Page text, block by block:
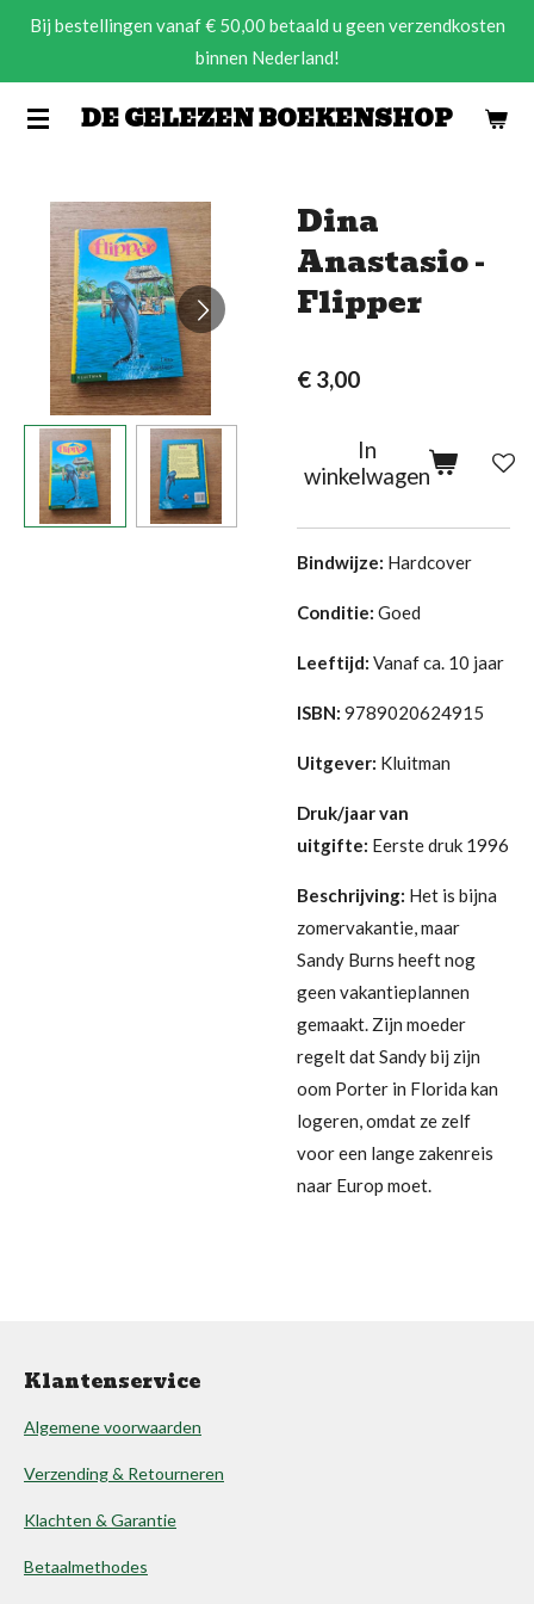
Ga
de
DE GELEZEN BOEKENSHOP
Bij bestellingen vanaf € 50,00 betaald u geen verzendkosten
binnen Nederland!
Dina
Anastasio -
Flipper
€ 3,00
In
winkelwagen
Bindwijze: Hardcover
Conditie: Goed
Leeftijd: Vanaf ca. 10 jaar
ISBN: 9789020624915
Uitgever: Kluitman
Druk/jaar van
uitgifte: Eerste druk 1996
Beschrijving: Het is bijna
zomervakantie, maar
Sandy Burns heeft nog
geen vakantieplannen
gemaakt. Zijn moeder
regelt dat Sandy bij zijn
oom Porter in Florida kan
logeren, omdat ze zelf
voor een lange zakenreis
naar Europ moet.
Klantenservice
Algemene voorwaarden
Verzending & Retourneren
Klachten & Garantie
Betaalmethodes